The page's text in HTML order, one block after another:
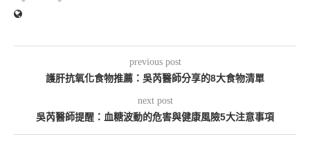
previous post
護肝抗氧化食物推薦：吳芮醫師分享的8大食物清單
next post
吳芮醫師提醒：血糖波動的危害與健康風險5大注意事項